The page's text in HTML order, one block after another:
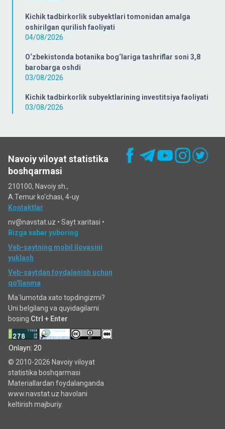
Kichik tadbirkorlik subyektlari tomonidan amalga
oshirilgan qurilish faoliyati
04/08/2026
O‘zbekistonda botanika bog‘lariga tashriflar soni 3,8
barobarga oshdi
03/08/2026
Kichik tadbirkorlik subyektlarining investitsiya faoliyati
03/08/2026
Navoiy viloyat statistika
boshqarmasi
210100, Navoiy sh.,
A.Temur ko‘chаsi, 4-uy
Kontaktlar
nv@navstat.uz • Sayt xaritasi •
Bizga xabar yuboring
Veb-saytning mobil ilovasini
yuklash
Veb-saytdan foydalanish uchun
qo'llanma
Ma`lumotda xato topdingizmi?
Uni belgilang va quyidagilarni
bosing Ctrl + Enter
Onlayn: 20
© 2010-2026 Navoiy viloyat
statistika boshqarmasi
Materiallardan foydalanganda
www.navstat.uz havolani
keltirish majburiy.